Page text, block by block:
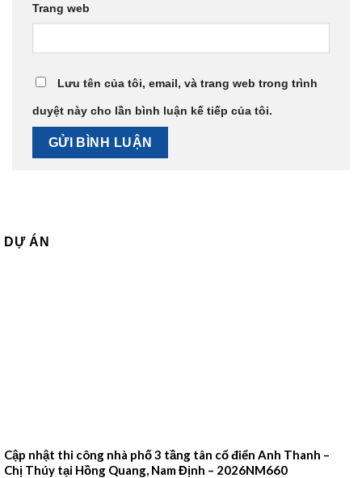
Trang web
Lưu tên của tôi, email, và trang web trong trình
duyệt này cho lần bình luận kế tiếp của tôi.
DỰ ÁN
Cập nhật thi công nhà phố 3 tầng tân cổ điển Anh Thanh –
Chị Thúy tại Hồng Quang, Nam Định – 2026NM660